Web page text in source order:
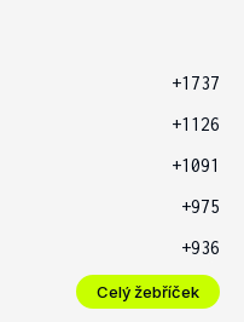
+1737
+1126
+1091
+975
+936
Celý žebříček